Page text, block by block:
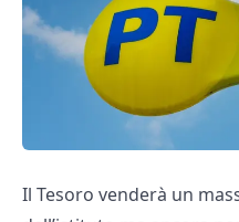
Il Tesoro venderà un